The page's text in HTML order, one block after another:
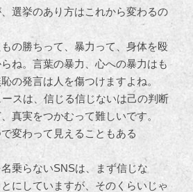
選挙のあり方はこれから変わるの
の勝ちって、暴力って、身体を殴
ね。言葉の暴力、心への暴力はも
の発言は人を傷つけますよね。
スは、信じる信じないは己の判断
真実をつかむって難しいです。
変わって見えることもある
乗らないSNSは、まず信じな
にしていますが、そのくらいじゃ